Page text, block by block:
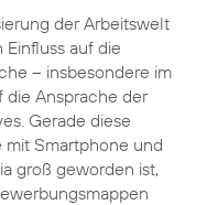
der Arbeitswelt
Einfluss auf die
– insbesondere im
die Ansprache der
Gerade diese
mit Smartphone und
groß geworden ist,